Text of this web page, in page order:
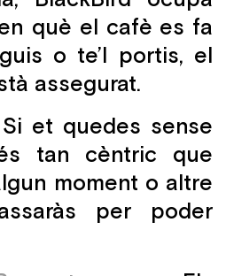
què el cafè es fa
o te’l portis, el
assegurat.
et quedes sense
tan cèntric que
moment o altre
per poder